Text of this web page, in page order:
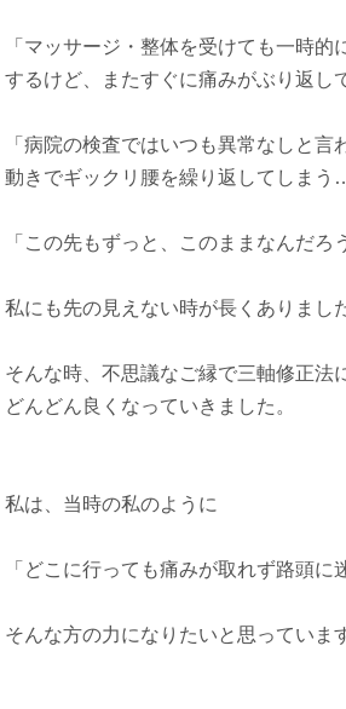
「マッサージ・整体を受けても一時的
するけど、またすぐに痛みがぶり返し
「病院の検査ではいつも異常なしと言
動きでギックリ腰を繰り返してしまう
「この先もずっと、このままなんだろ
私にも先の見えない時が長くありまし
そんな時、不思議なご縁で三軸修正法
どんどん良くなっていきました。
私は、当時の私のように
「どこに行っても痛みが取れず路頭に
そんな方の力になりたいと思っていま